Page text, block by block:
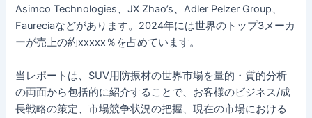
Asimco Technologies、JX Zhao’s、Adler Pelzer Group、
Faureciaなどがあります。2024年には世界のトップ3メーカ
ーが売上の約xxxxx％を占めています。
当レポートは、SUV用防振材の世界市場を量的・質的分析
の両面から包括的に紹介することで、お客様のビジネス/成
長戦略の策定、市場競争状況の把握、現在の市場における